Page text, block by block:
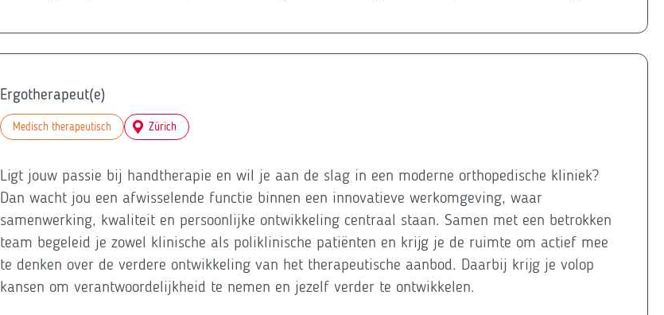
Ergotherapeut(e)
Medisch therapeutisch Zürich
Ligt jouw passie bij handtherapie en wil je aan de slag in een moderne orthopedische kliniek?
Dan wacht jou een afwisselende functie binnen een innovatieve werkomgeving, waar
samenwerking, kwaliteit en persoonlijke ontwikkeling centraal staan. Samen met een betrokken
team begeleid je zowel klinische als poliklinische patiënten en krijg je de ruimte om actief mee
te denken over de verdere ontwikkeling van het therapeutische aanbod. Daarbij krijg je volop
kansen om verantwoordelijkheid te nemen en jezelf verder te ontwikkelen.